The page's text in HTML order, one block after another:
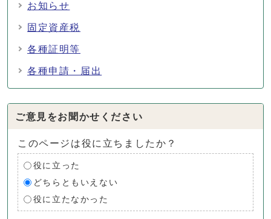
お知らせ
固定資産税
各種証明等
各種申請・届出
ご意見をお聞かせください
このページは役に立ちましたか？
役に立った
どちらともいえない
役に立たなかった